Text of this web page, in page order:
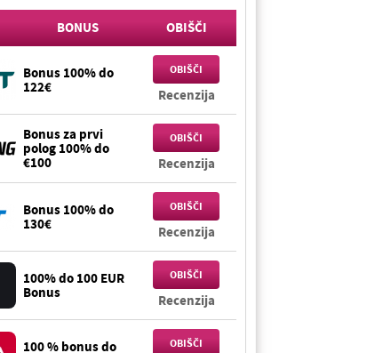
BONUS OBIŠČI
Bonus 100% do
122€
OBIŠČI
Recenzija
Bonus za prvi
polog 100% do
€100
OBIŠČI
Recenzija
Bonus 100% do
130€
OBIŠČI
Recenzija
100% do 100 EUR
Bonus
OBIŠČI
Recenzija
100 % bonus do
OBIŠČI